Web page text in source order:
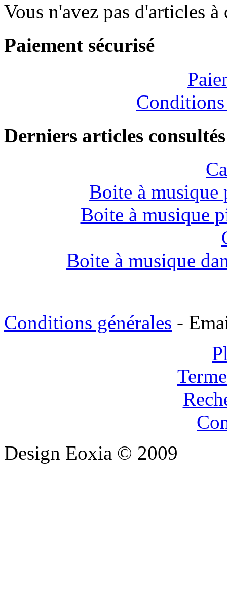
Vous n'avez pas d'articles à
Paiement sécurisé
Derniers articles consultés
Boite à musique
Boite à musique
Boite à musique
Conditions générales -
Design Eoxia © 2009